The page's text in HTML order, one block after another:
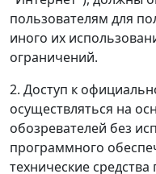
пользователям для
иного их
ограничений.
2. Доступ к
осуществляться на
обозревателей без
программного
технические